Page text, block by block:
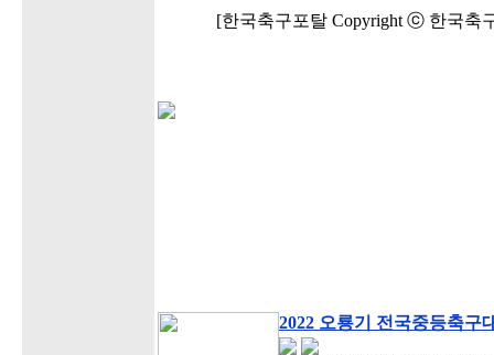
[한국축구포탈 Copyright ⓒ 한국축
2022 오룡기 전국중등축